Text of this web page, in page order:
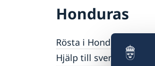
Honduras
Rösta i Honduras
Hjälp till svenskar i